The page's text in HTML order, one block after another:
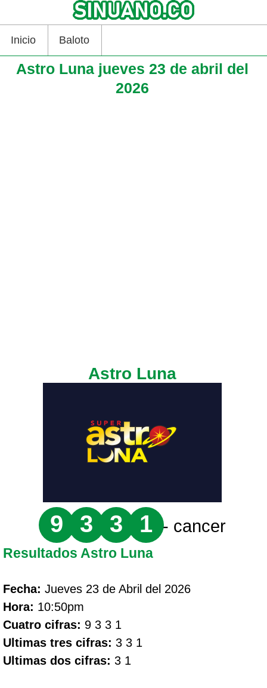
Inicio Baloto
Astro Luna jueves 23 de abril del
2026
Astro Luna
9 3 3 1 - cancer
Resultados Astro Luna
Fecha: Jueves 23 de Abril del 2026
Hora: 10:50pm
Cuatro cifras: 9 3 3 1
Ultimas tres cifras: 3 3 1
Ultimas dos cifras: 3 1